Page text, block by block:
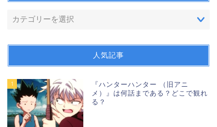
人気記事
1
『ハンターハンター （旧アニ
メ）』は何話まである？どこで観れ
る？